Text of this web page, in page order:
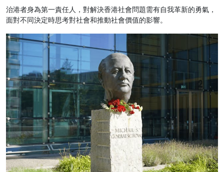
治港者身為第一責任人，對解決香港社會問題需有自我革新的勇氣，
面對不同決定時思考對社會和推動社會價值的影響。